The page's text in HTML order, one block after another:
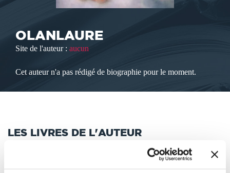
OLANLAURE
Site de l'auteur : aucun
Cet auteur n'a pas rédigé de biographie pour le moment.
LES LIVRES DE L'AUTEUR
Cet auteur ne propose pas de livre à la vente sur notre site